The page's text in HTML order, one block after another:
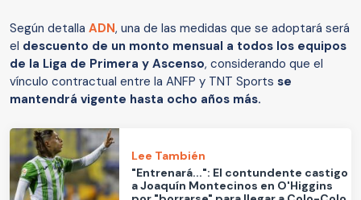
Según detalla ADN, una de las medidas que se adoptará será
el descuento de un monto mensual a todos los equipos
de la Liga de Primera y Ascenso, considerando que el
vínculo contractual entre la ANFP y TNT Sports se
mantendrá vigente hasta ocho años más.
Lee También
"Entrenará...": El contundente castigo
a Joaquín Montecinos en O'Higgins